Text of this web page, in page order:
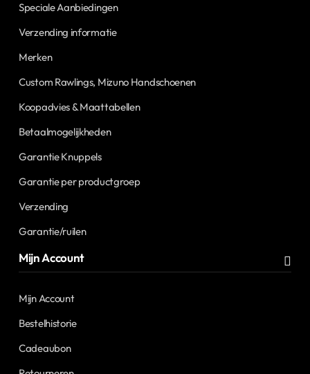
Speciale Aanbiedingen
Verzending informatie
Merken
Custom Rawlings, Mizuno Handschoenen
Koopadvies & Maattabellen
Betaalmogelijkheden
Garantie Knuppels
Garantie per productgroep
Verzending
Garantie/ruilen
Mijn Account
Mijn Account
Bestelhistorie
Cadeaubon